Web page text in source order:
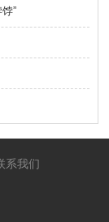
”
系我们